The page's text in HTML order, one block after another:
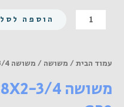
כמות
של
28X2-
הוספה לסל
עמוד הבית/ משושה / משושה UNF 1/4-28X2-3/4 פלדה GR8